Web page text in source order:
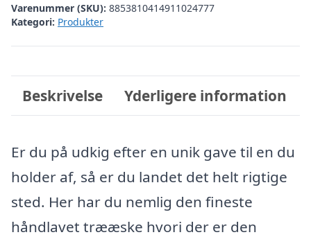
Varenummer (SKU): 8853810414911024777
Kategori: Produkter
Beskrivelse Yderligere information
Er du på udkig efter en unik gave til en du
holder af, så er du landet det helt rigtige
sted. Her har du nemlig den fineste
håndlavet trææske hvori der er den